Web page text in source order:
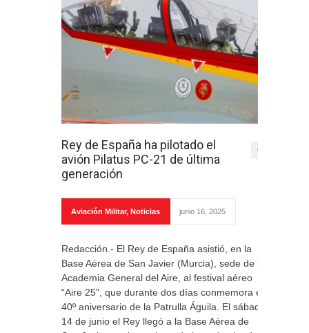
Rey de España ha pilotado el
avión Pilatus PC-21 de última
generación
0
Aviación Militar, Noticias junio 16, 2025
Redacción.- El Rey de España asistió, en la
Base Aérea de San Javier (Murcia), sede de la
Academia General del Aire, al festival aéreo
“Aire 25”, que durante dos días conmemora el
40º aniversario de la Patrulla Águila. El sábado,
14 de junio el Rey llegó a la Base Aérea de